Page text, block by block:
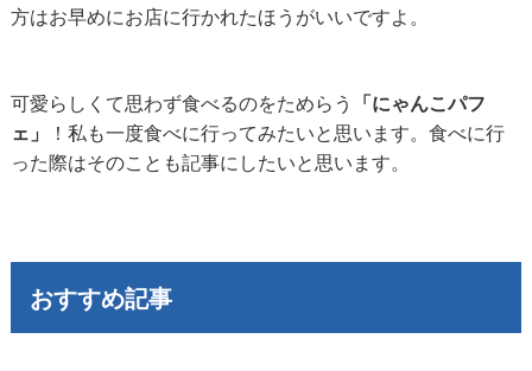
方はお早めにお店に行かれたほうがいいですよ。
可愛らしくて思わず食べるのをためらう
「にゃんこパフ
ェ」
！私も一度食べに行ってみたいと思います。食べに行
った際はそのことも記事にしたいと思います。
おすすめ記事